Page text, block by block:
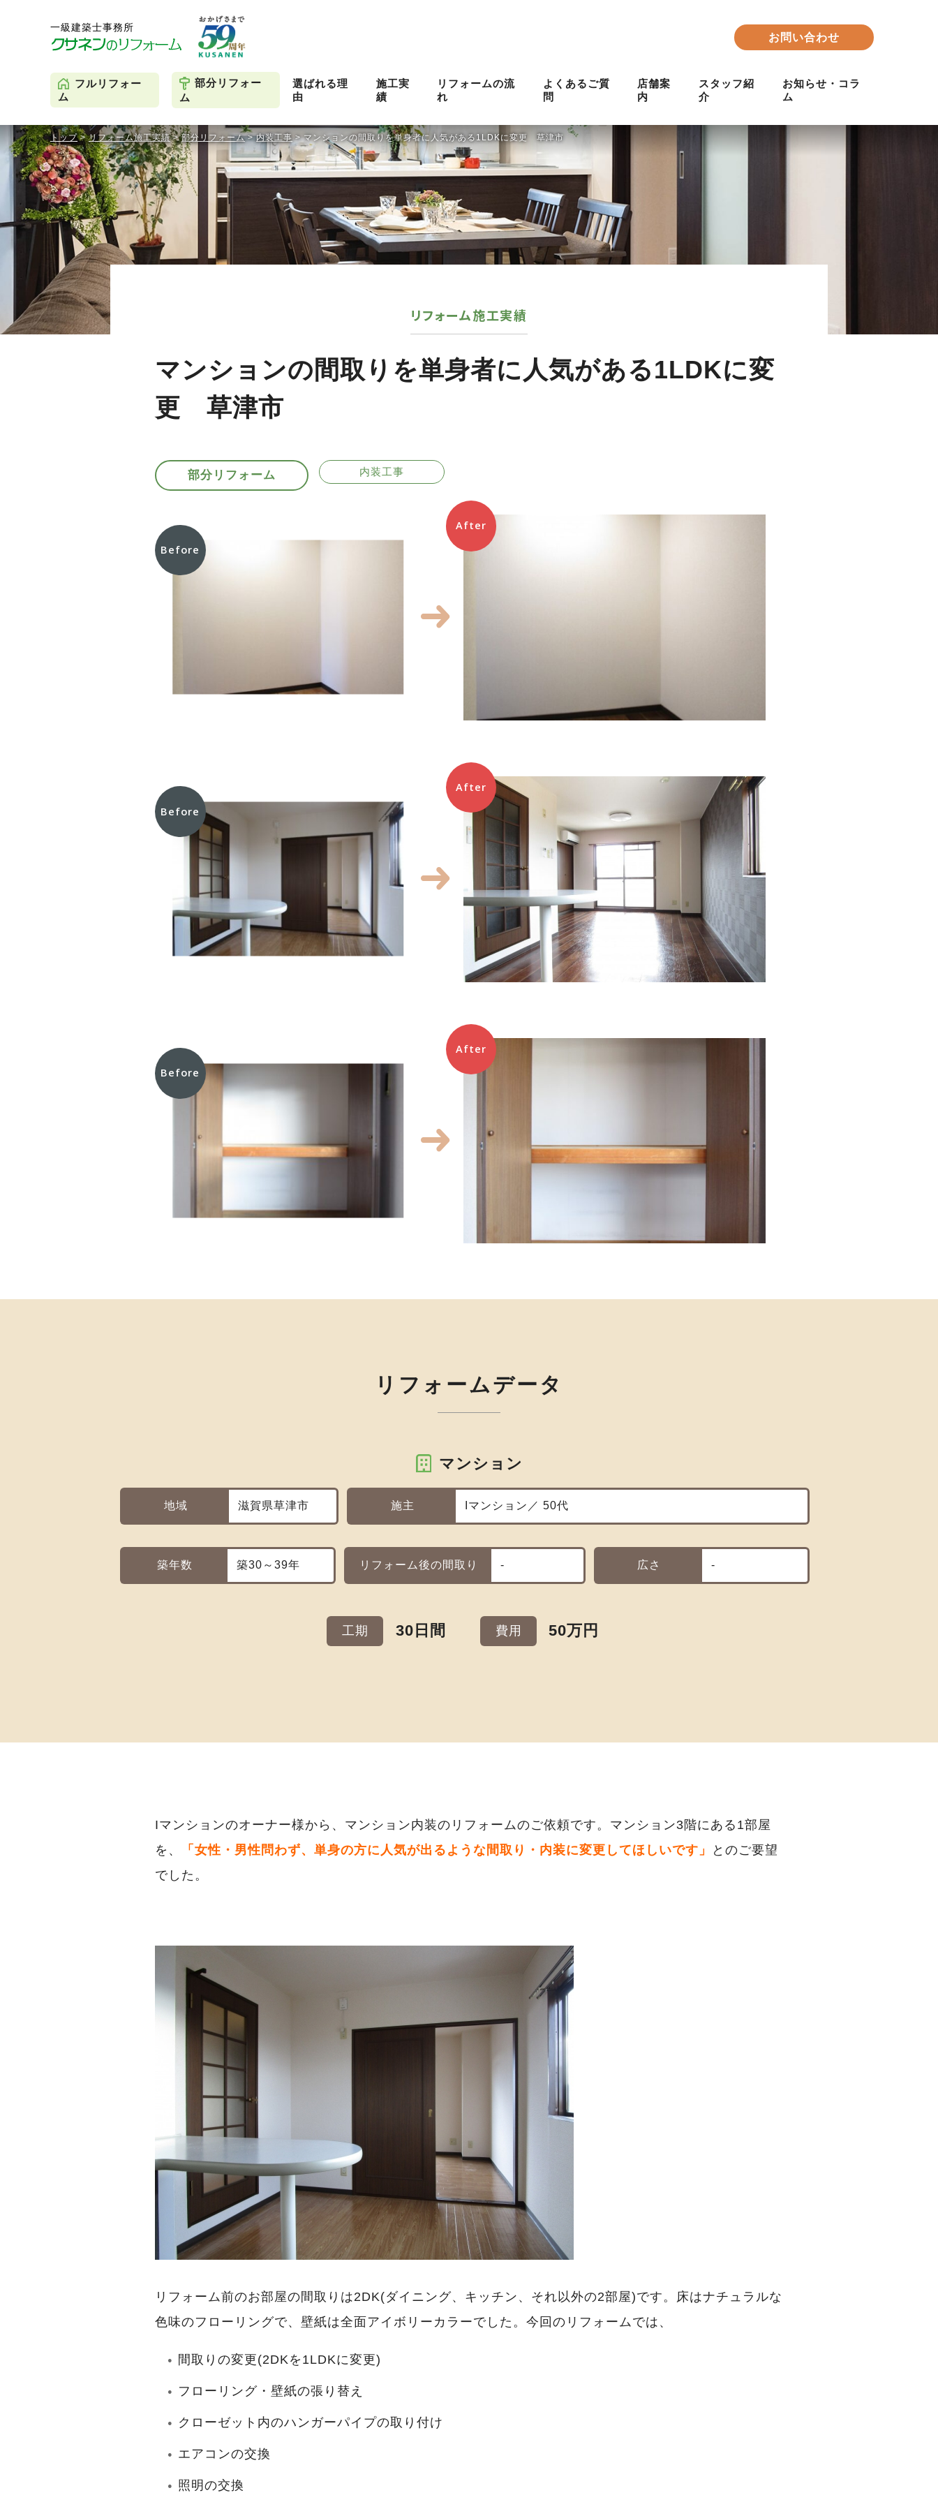
お問い合わせ
フルリフォー
ム
部分リフォー
ム
選ばれる理
由
施工実
績
リフォームの流
れ
よくあるご質
問
店舗案
内
スタッフ紹
介
お知らせ・コラ
ム
トップ>リフォーム施工実績>部分リフォーム>内装工事 >マンションの間取りを単身者に人気がある1LDKに変更 草津市
リフォーム施工実績
マンションの間取りを単身者に人気がある1LDKに変
更 草津市
部分リフォーム 内装工事
Before
After
Before
After
Before
After
リフォームデータ
マンション
地域 滋賀県草津市 施主 Iマンション／ 50代
築年数 築30～39年 リフォーム後の間取り - 広さ -
工期 30日間 費用 50万円
Iマンションのオーナー様から、マンション内装のリフォームのご依頼です。マンション3階にある1部屋
を、
「女性・男性問わず、単身の方に人気が出るような間取り・内装に変更してほしいです」
とのご要望
でした。
リフォーム前のお部屋の間取りは2DK(ダイニング、キッチン、それ以外の2部屋)です。床はナチュラルな
色味のフローリングで、壁紙は全面アイボリーカラーでした。今回のリフォームでは、
間取りの変更(2DKを1LDKに変更)
フローリング・壁紙の張り替え
クローゼット内のハンガーパイプの取り付け
エアコンの交換
照明の交換